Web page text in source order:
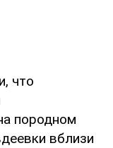
что
породном
вблизи